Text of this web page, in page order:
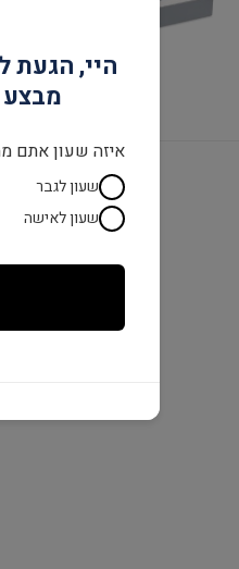
היי, הגעת
מבצע של 15%
איזה שעון אתם
שעון לגבר
שעון לאישה